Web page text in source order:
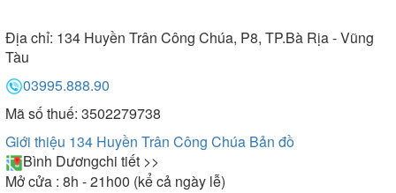
Địa chỉ: 134 Huyền Trân Công Chúa, P8, TP.Bà Rịa - Vũng
Tàu
03995.888.90
Mã số thuế: 3502279738
Giới thiệu 134 Huyền Trân Công Chúa Bản đồ
Bình Dươngchi tiết >>
Mở cửa : 8h - 21h00 (kể cả ngày lễ)